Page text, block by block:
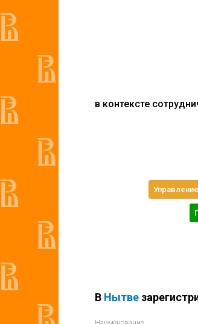
в контексте
В Нытве